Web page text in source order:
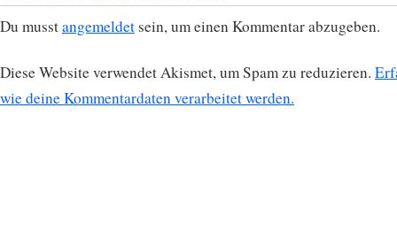
Du musstangemeldet sein, um einen Kommentar abzugeben.
Diese Website verwendet Akismet, um Spam zu reduzieren.
wie deine Kommentardaten verarbeitet werden.